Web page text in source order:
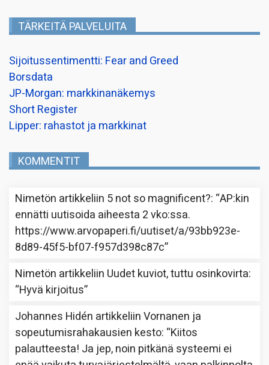
TÄRKEITÄ PALVELUITA
Sijoitussentimentti: Fear and Greed
Borsdata
JP-Morgan: markkinanäkemys
Short Register
Lipper: rahastot ja markkinat
KOMMENTIT
Nimetön artikkeliin 5 not so magnificent?: “AP:kin
ennätti uutisoida aiheesta 2 vko:ssa.
https://www.arvopaperi.fi/uutiset/a/93bb923e-
8d89-45f5-bf07-f957d398c87c”
Nimetön artikkeliin Uudet kuviot, tuttu osinkovirta:
“Hyvä kirjoitus”
Johannes Hidén artikkeliinVornanen ja
sopeutumisrahakausien kesto: “Kiitos
palautteesta! Ja jep, noin pitkänä systeemi ei